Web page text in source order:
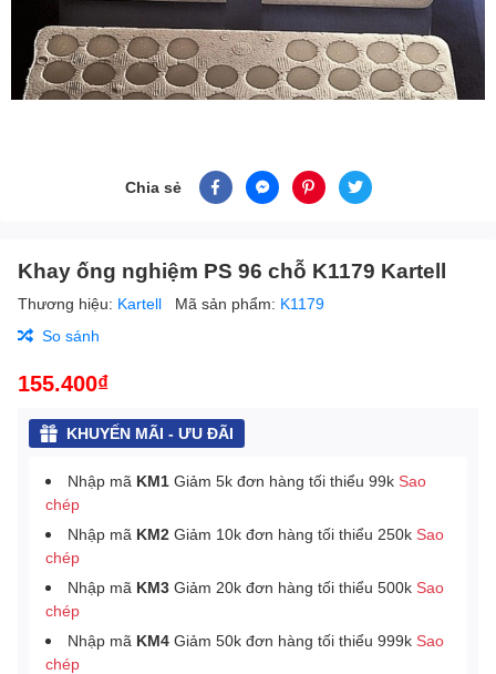
Chia sẻ
Khay ống nghiệm PS 96 chỗ K1179 Kartell
Thương hiệu: Kartell Mã sản phẩm: K1179
So sánh
155.400₫
KHUYẾN MÃI - ƯU ĐÃI
Nhập mã KM1 Giảm 5k đơn hàng tối thiểu 99k Sao
chép
Nhập mã KM2 Giảm 10k đơn hàng tối thiểu 250k Sao
chép
Nhập mã KM3 Giảm 20k đơn hàng tối thiểu 500k Sao
chép
Nhập mã KM4 Giảm 50k đơn hàng tối thiểu 999k Sao
chép